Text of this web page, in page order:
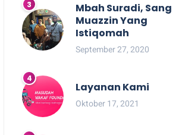
Mbah Suradi, Sang
Muazzin Yang
Istiqomah
September 27, 2020
Layanan Kami
Oktober 17, 2021